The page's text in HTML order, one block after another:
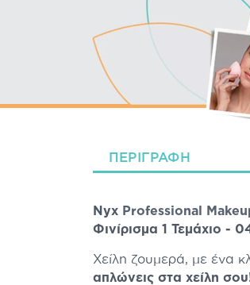
ΠΕΡΙΓΡΑΦΉ
Nyx Professional
Φινίρισμα 1 Τεμάχιο -
Χείλη ζουμερά, με ένα
απλώνεις στα χείλη